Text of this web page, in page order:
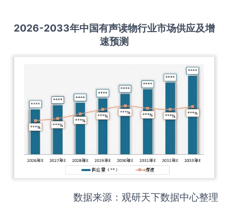
2026-2033年中国有声读物行业市场供应及增
速预测
数据来源：观研天下数据中心整理